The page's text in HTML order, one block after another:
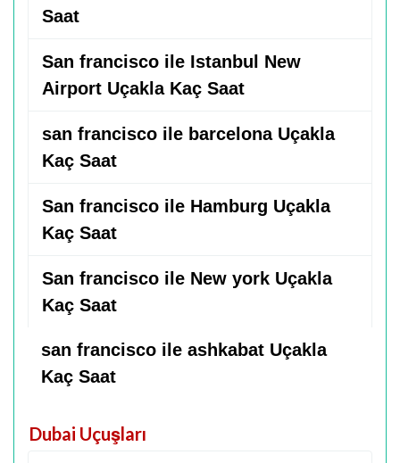
Saat
San francisco ile Istanbul New
Airport Uçakla Kaç Saat
san francisco ile barcelona Uçakla
Kaç Saat
San francisco ile Hamburg Uçakla
Kaç Saat
San francisco ile New york Uçakla
Kaç Saat
san francisco ile ashkabat Uçakla
Kaç Saat
Dubai Uçuşları